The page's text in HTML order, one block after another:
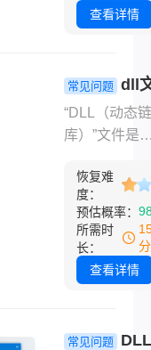
由多个程序
删除、病毒
系统损坏等
会导致DLL
失或损坏，
响程序的正
行。本文将
文件丢失怎
复。
查看详情
常见问题 dll
失怎么恢复
常用恢复方
“DLL（动态
库）”文件是
用程序运行
组件。当系
“XXX.dll丢失
可能导致软
或无法启动
种实用解决
恢复难
度：
预估概率：
所需时
长：
查看详情
常见问题